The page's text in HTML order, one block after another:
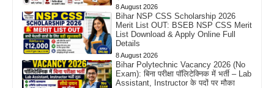
8 August 2026
Bihar NSP CSS Scholarship 2026
Merit List OUT: BSEB NSP CSS Merit
List Download & Apply Online Full
Details
8 August 2026
Bihar Polytechnic Vacancy 2026 (No
Exam): बिना परीक्षा पॉलिटेक्निक में भर्ती – Lab
Assistant, Instructor के पदों पर मौका